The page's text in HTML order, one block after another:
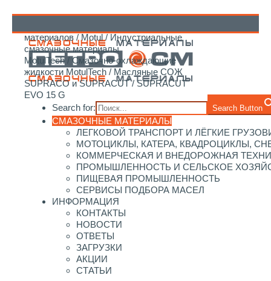
Search for: Search Button
СМАЗОЧНЫЕ МАТЕРИАЛЫ
ЛЕГКОВОЙ ТРАНСПОРТ И ЛЁГКИЕ
МОТОЦИКЛЫ, КАТЕРА, КВАДРОЦИКЛЫ,
КОММЕРЧЕСКАЯ И ВНЕДОРОЖНАЯ
ПРОМЫШЛЕННОСТЬ И СЕЛЬСКОЕ
ПИЩЕВАЯ ПРОМЫШЛЕННОСТЬ
СЕРВИСЫ ПОДБОРА МАСЕЛ
ИНФОРМАЦИЯ
КОНТАКТЫ
НОВОСТИ
ОТВЕТЫ
ЗАГРУЗКИ
АКЦИИ
СТАТЬИ
материалов/Motul/ Индустриальные
смазочные материалы
MotulTech/ Смазочно-охлаждающие
жидкости MotulTech/ Масляные СОЖ
SUPRACO и SUPRACUT/ SUPRACUT
EVO 15 G